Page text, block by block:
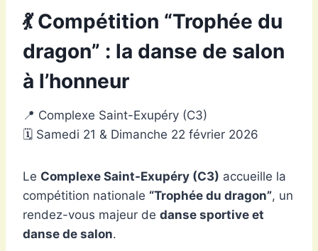
💃 Compétition “Trophée du
dragon” : la danse de salon
à l’honneur
📍 Complexe Saint-Exupéry (C3)
🗓 Samedi 21 & Dimanche 22 février 2026
Le Complexe Saint-Exupéry (C3) accueille la
compétition nationale “Trophée du dragon”, un
rendez-vous majeur de danse sportive et
danse de salon.